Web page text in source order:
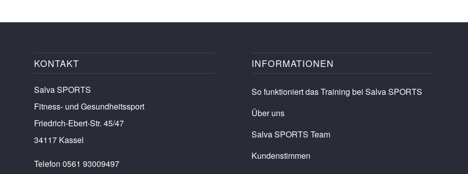
KONTAKT
Salva SPORTS
Fitness- und Gesundheitssport
Friedrich-Ebert-Str. 45/47
34117 Kassel
Telefon 0561 93009497
INFORMATIONEN
So funktioniert das Training bei Salva SPORTS
Über uns
Salva SPORTS Team
Kundenstimmen